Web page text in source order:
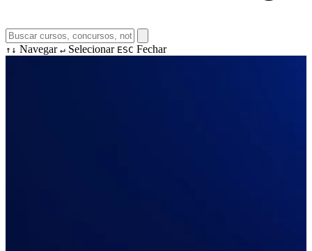
↑↓ Navegar ↵ Selecionar ESC Fechar